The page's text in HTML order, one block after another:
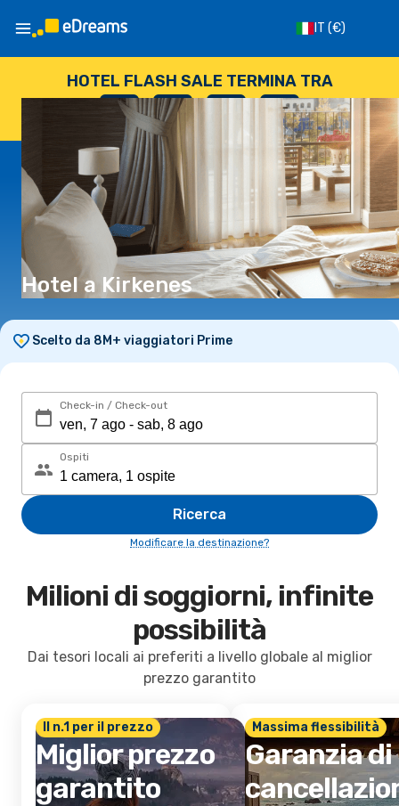
IT (€)
HOTEL FLASH SALE TERMINA TRA
--
GIORNI
: --
ORE
: --
SECONDI
Hotel a Kirkenes
Scelto da 8M+ viaggiatori Prime
Check-in / Check-out
Ospiti
Ricerca
Modificare la destinazione?
Milioni di soggiorni, infinite
possibilità
Dai tesori locali ai preferiti a livello globale al miglior
prezzo garantito
Il n.1 per il prezzo
Miglior prezzo
garantito
Massima flessibilità
Garanzia di